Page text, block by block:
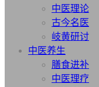
中医理论
古今名医
岐黄研讨
中医养生
膳食进补
中医理疗